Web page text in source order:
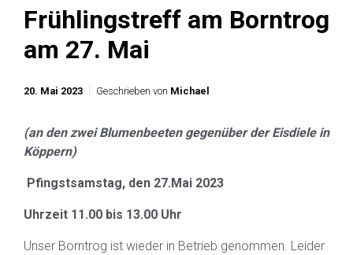
Frühlingstreff am Borntrog
am 27. Mai
20. Mai 2023 Geschrieben von Michael
(an den zwei Blumenbeeten gegenüber der Eisdiele in
Köppern)
Pfingstsamstag, den 27.Mai 2023
Uhrzeit 11.00 bis 13.00 Uhr
Unser Borntrog ist wieder in Betrieb genommen. Leider